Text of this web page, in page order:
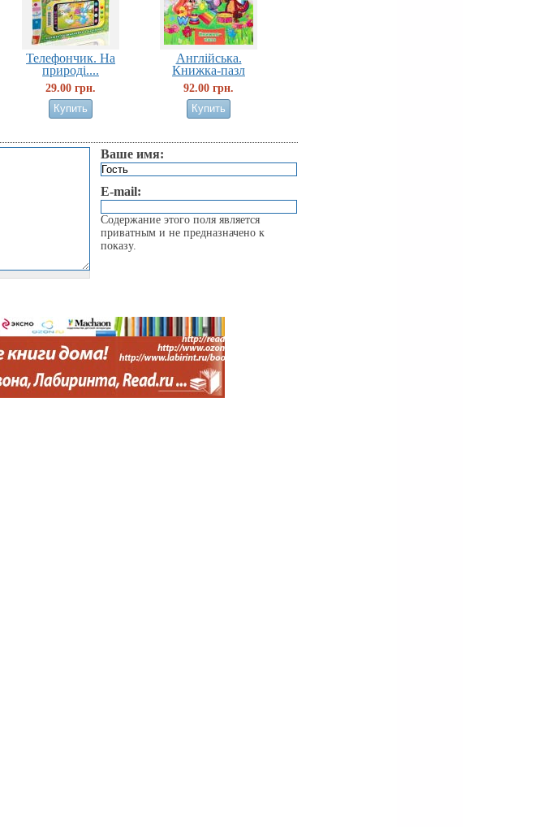
Телефончик. На
природі....
29.00 грн.
Англійська.
Книжка-пазл
92.00 грн.
Ваше имя:
E-mail:
Содержание этого поля является
приватным и не предназначено к
показу.